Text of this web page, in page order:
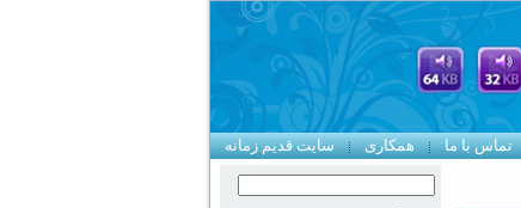
سایت قدیم زمانه همکاری تماس با ما